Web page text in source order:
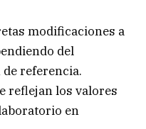
modificaciones a
del
referencia.
reflejan los valores
en